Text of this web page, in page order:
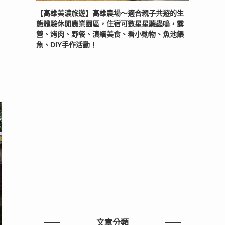
【高雄美濃旅遊】高雄農場〜適合親子共遊的生
態體驗休閒農業園區，住宿可數星星聽蟲鳴，露
營、烤肉、野餐、滇緬美食、看小動物、魚池餵
魚、DIY手作活動！
文章分類